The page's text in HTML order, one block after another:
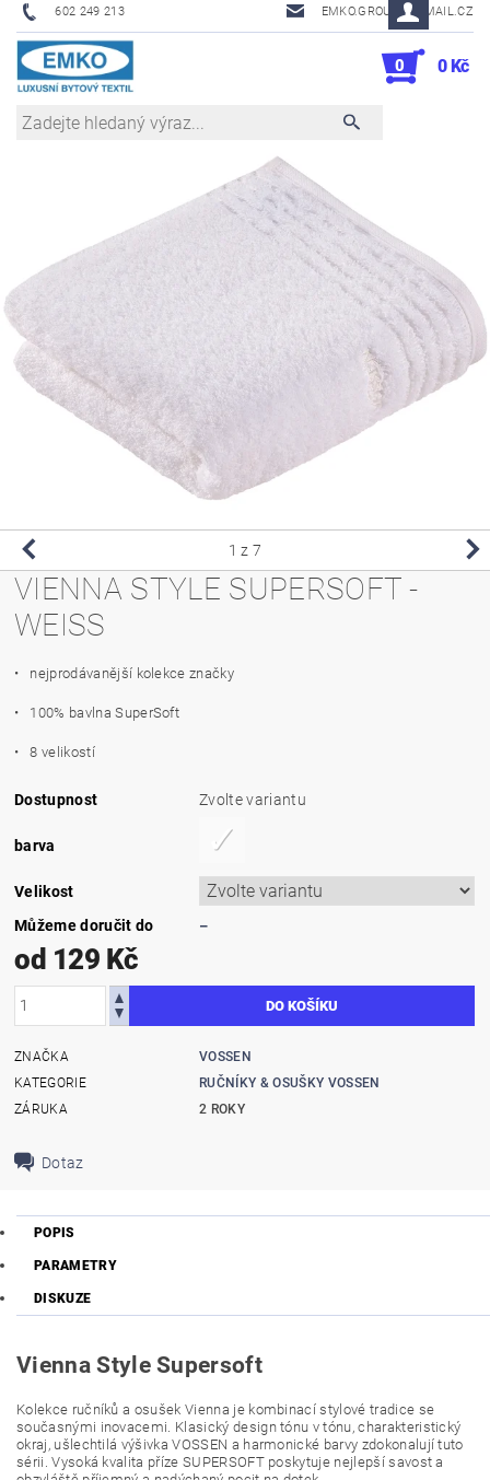
602 249 213 EMKO.GROUSL@EMAIL.CZ
0 0 Kč
1 z 7
VIENNA STYLE SUPERSOFT -
WEISS
• nejprodávanější kolekce značky
• 100% bavlna SuperSoft
• 8 velikostí
Dostupnost Zvolte variantu
barva
Velikost
Můžeme doručit do
–
od 129 Kč
ZNAČKA
VOSSEN
KATEGORIE
RUČNÍKY & OSUŠKY VOSSEN
ZÁRUKA
2 ROKY
Dotaz
POPIS
PARAMETRY
DISKUZE
Vienna Style Supersoft
Kolekce ručníků a osušek Vienna je kombinací stylové tradice se
současnými inovacemi. Klasický design tónu v tónu, charakteristický
okraj, ušlechtilá výšivka VOSSEN a harmonické barvy zdokonalují tuto
sérii. Vysoká kvalita příze SUPERSOFT poskytuje nejlepší savost a